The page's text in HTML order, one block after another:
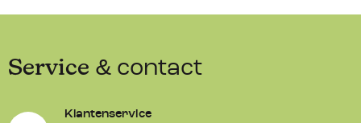
Service & contact
Klantenservice